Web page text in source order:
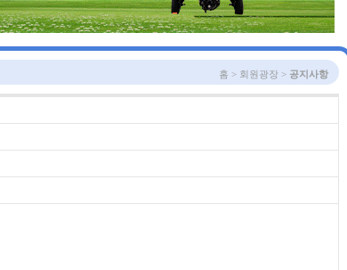
홈 > 회원광장 > 공지사항